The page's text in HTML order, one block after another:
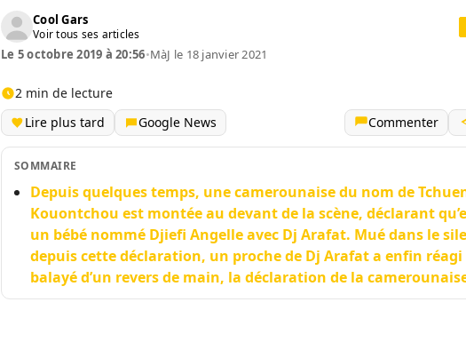
Cool Gars
Voir tous ses articles
Le 5 octobre 2019 à 20:56•MàJ le 18 janvier 2021
2 min de lecture
Lire plus tard
Google News Commenter
SOMMAIRE
Depuis quelques temps, une camerounaise du nom de
Kouontchou est montée au devant de la scène, déclarant
un bébé nommé Djiefi Angelle avec Dj Arafat. Mué dans le
depuis cette déclaration, un proche de Dj Arafat a enfin réagi
balayé d’un revers de main, la déclaration de la